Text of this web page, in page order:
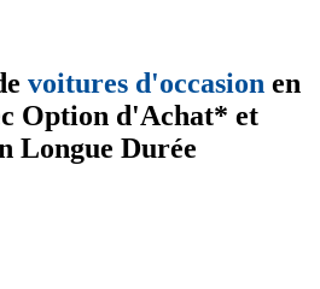
voitures d'occasion en
Option d'Achat* et
Longue Durée